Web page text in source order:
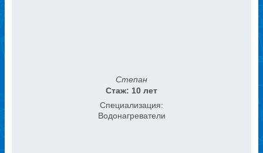
Степан
Стаж: 10 лет
Специализация:
Водонагреватели